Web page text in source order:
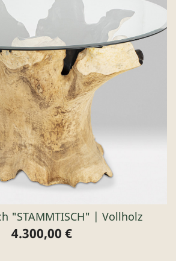
"STAMMTISCH" | Vollholz
Preis
4.300,00 €